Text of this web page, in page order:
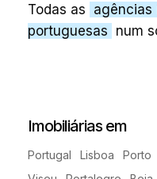
Todas as agências
portuguesas num
Imobiliárias em
Portugal Lisboa Porto